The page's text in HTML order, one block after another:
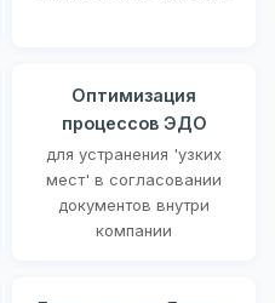
Оптимизация
процессов ЭДО
для устранения 'узких
мест' в согласовании
документов внутри
компании